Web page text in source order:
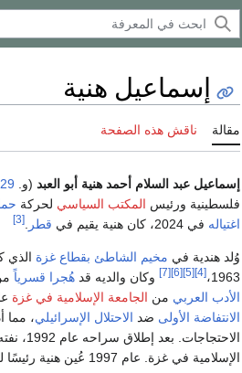
إسماعيل هنية
مقالة ناقش هذه الصفحة
إسماعيل عبد السلام أحمد هنية أبو العبد (و. 29 يناير
فلسطينية ورئيس المكتب السياسي لحركة
اغتياله في 2024، كان هنية يقيم في قطر [3]
وُلد هندية في مخيم الشاطئ بقطاع غزة الذي
1963، [4]
[5]
[6]
[7] وكان والديه قد هُجرا قسرياً
الأدب العربي من الجامعة الإسلامية في غزة
الانتفاضة الأولى ضد الاحتلال الإسرائيلي، مما
الإسلامية في غزة. عام 1997 عُين هنية رئيسًا لمكتب حماس وترقى لاحقًا في صفوف الحرك.